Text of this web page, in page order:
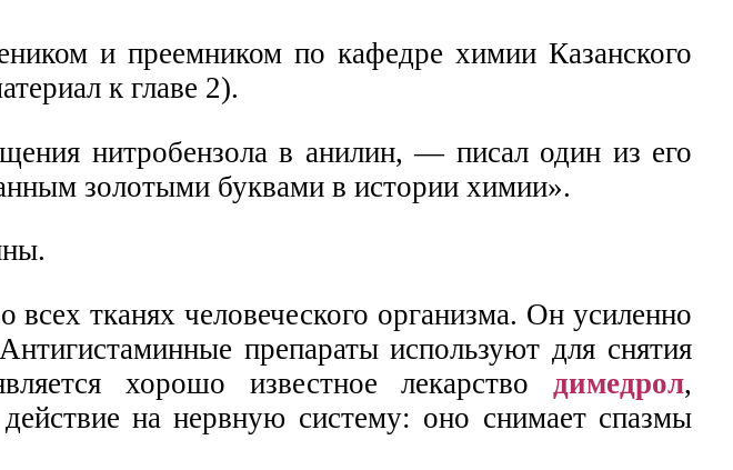
и преемником по кафедре химии Казанского
к главе 2).
нитробензола в анилин, — писал один из его
золотыми буквами в истории химии».
тканях человеческого организма. Он усиленно
препараты используют для снятия
хорошо известное лекарство димедрол,
на нервную систему: оно снимает спазмы